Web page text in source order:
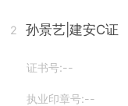
2 孙景艺 |建安C证
证书号:--
执业印章号:--